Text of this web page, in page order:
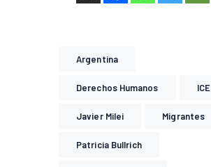
Argentina
Derechos Humanos ICE
Javier Milei Migrantes
Patricia Bullrich